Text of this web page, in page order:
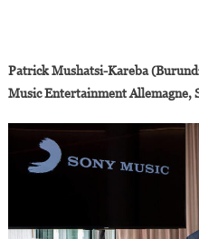
Patrick Mushatsi-Kareba
Music Entertainment Allemagne,